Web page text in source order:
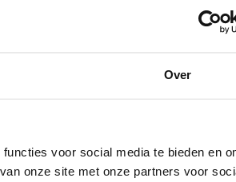
Over
voor social media te bieden en
onze site met onze partners voor
Wielbasis
Totaal
Trekhaak